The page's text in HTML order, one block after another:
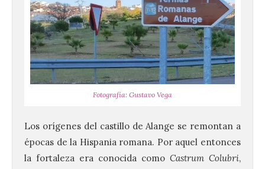
Fotografía: Gustavo Vega
Los orígenes del castillo de Alange se remontan a
épocas de la Hispania romana. Por aquel entonces
la fortaleza era conocida como Castrum Colubri,